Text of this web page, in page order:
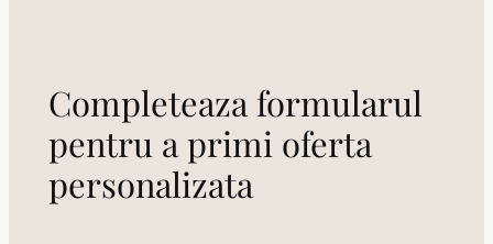
Completeaza formularul
pentru a primi oferta
personalizata